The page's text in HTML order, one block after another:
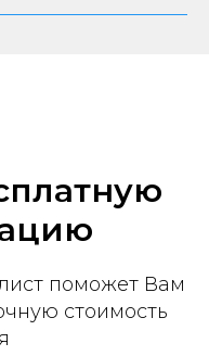
поможет Вам
стоимость